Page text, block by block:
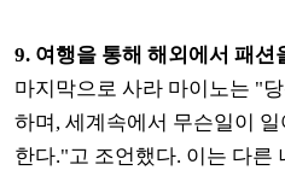
9. 여행을 통해 해외에서 패션
마지막으로 사라 마이노는 "
하며, 세계속에서 무슨일이
한다."고 조언했다. 이는 다른